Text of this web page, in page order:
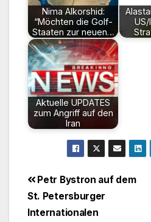
Nima Alkorshid:
“Möchten die Golf-
Staaten zur neuen…
Aktuelle UPDATES
zum Angriff auf den
Iran
Petr Bystron auf dem
St. Petersburger
Internationalen